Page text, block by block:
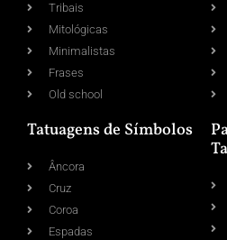
Tribais
Mitológicas
Minimalistas
Frases
Old school
Tatuagens de Símbolos
Âncora
Cruz
Coroa
Espadas